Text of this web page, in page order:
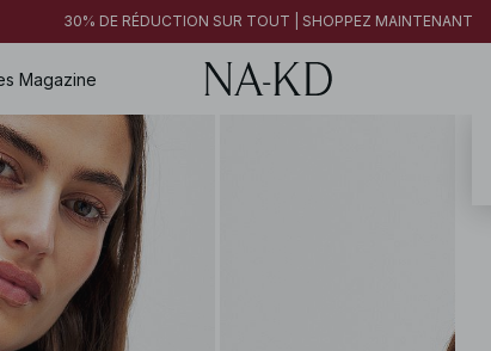
30% DE RÉDUCTION SUR TOUT | SHOPPEZ MAINTENANT
Magazine